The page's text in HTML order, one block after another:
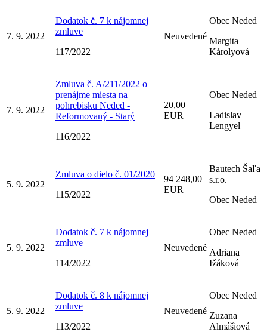
7. 9. 2022
Dodatok č. 7 k nájomnej
zmluve
117/2022
Neuvedené
Obec Neded
Margita
Károlyová
7. 9. 2022
Zmluva č. A/211/2022 o
prenájme miesta na
pohrebisku Neded -
Reformovaný - Starý
116/2022
20,00
EUR
Obec Neded
Ladislav
Lengyel
5. 9. 2022
Zmluva o dielo č. 01/2020
115/2022
94 248,00
EUR
Bautech Šaľa
s.r.o.
Obec Neded
5. 9. 2022
Dodatok č. 7 k nájomnej
zmluve
114/2022
Neuvedené
Obec Neded
Adriana
Ižáková
5. 9. 2022
Dodatok č. 8 k nájomnej
zmluve
113/2022
Neuvedené
Obec Neded
Zuzana
Almášiová